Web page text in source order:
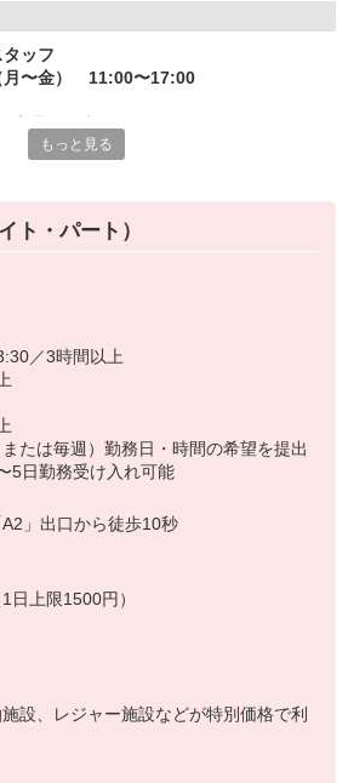
伝えします ＞
ポイント ＞
いとスタッフからも評判！
のシフトで活躍くださいね。
範囲内で、自分色を出せますよ。
ッフ
月〜金） 11:00〜17:00
客はなし！
チキンをつくるお仕事です。
ぶして揚げる作業をお任せします。
ての方もスグに覚えられますし、
るから心配はいりません
もっと見る
ト・パート）
／3時間以上
または毎週）勤務日・時間の希望を提出
5日勤務受け入れ可能
」出口から徒歩10秒
日上限1500円）
設、レジャー施設などが特別価格で利